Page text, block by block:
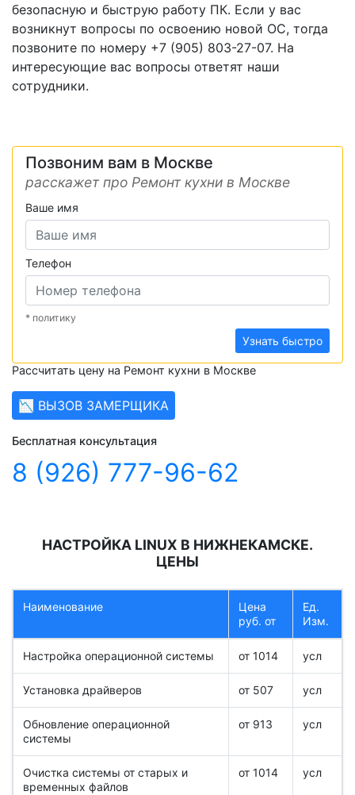
безопасную и быструю работу ПК. Если у вас
возникнут вопросы по освоению новой ОС, тогда
позвоните по номеру +7 (905) 803-27-07. На
интересующие вас вопросы ответят наши
сотрудники.
Позвоним вам в Москве
расскажет про Ремонт кухни в Москве
Ваше имя
Телефон
* политику
Узнать быстро
Рассчитать цену на Ремонт кухни в Москве
📉 ВЫЗОВ ЗАМЕРЩИКА
Бесплатная консультация
8 (926) 777-96-62
НАСТРОЙКА LINUX В НИЖНЕКАМСКЕ.
ЦЕНЫ
Наименование
Цена
руб. от
Ед.
Изм.
Настройка операционной системы от 1014 усл
Установка драйверов от 507 усл
Обновление операционной
системы
от 913 усл
Очистка системы от старых и
временных файлов
от 1014 усл